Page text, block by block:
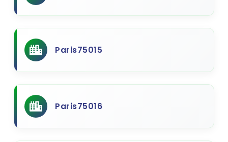
Paris75015
Paris75016